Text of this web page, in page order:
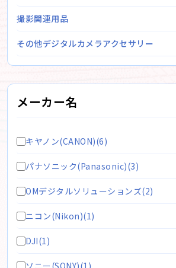
撮影関連用品
その他デジタルカメラアクセサリー
メーカー名
キヤノン(CANON)(6)
パナソニック(Panasonic)(3)
OMデジタルソリューションズ(2)
ニコン(Nikon)(1)
DJI(1)
ソニー(SONY)(1)